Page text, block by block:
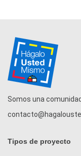
Somos una
Tipos de proyecto